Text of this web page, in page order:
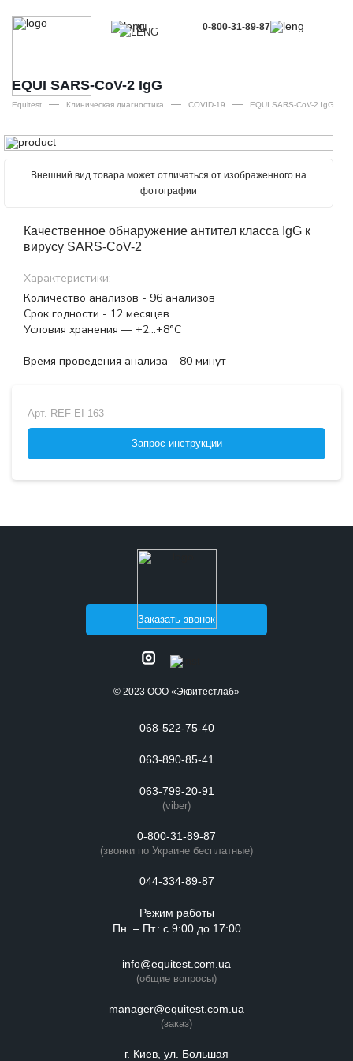
RU
EN
RU
0-800-31-89-87
EQUI SARS-CoV-2 ІgG
Equitest — Клиническая диагностика — COVID-19 — EQUI SARS-CoV-2 ІgG
Внешний вид товара может отличаться от изображенного на
фотографии
Качественное обнаружение антител класса IgG к
вирусу SARS-CoV-2
Характеристики:
Количество анализов - 96 анализов
Срок годности - 12 месяцев
Условия хранения — +2…+8°С
Время проведения анализа – 80 минут
Арт. REF EI-163
Запрос инструкции
Заказать звонок
© 2023 ООО «Эквитестлаб»
068-522-75-40
063-890-85-41
063-799-20-91
(viber)
0-800-31-89-87
(звонки по Украине бесплатные)
044-334-89-87
Режим работы
Пн. – Пт.: с 9:00 до 17:00
info@equitest.com.ua
(общие вопросы)
manager@equitest.com.ua
(заказ)
г. Киев, ул. Большая